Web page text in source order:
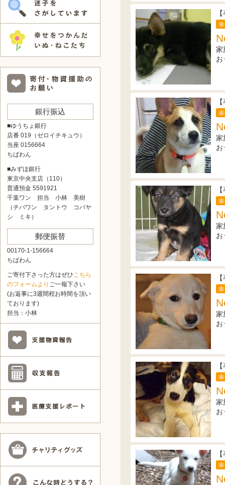
家
お
家
お
家
お
家
お
家
お
銀行振込
■ゆうちょ銀行
店番 019（ゼロイチキュウ）
当座 0156664
ちばわん
■みずほ銀行
東京中央支店（110）
普通預金 5591921
千葉ワン 担当 小林 美樹
（チバワン タントウ コバヤ
シ ミキ）
郵便振替
00170-1-156664
ちばわん
ご寄付下さった方はぜひこちら
のフォームより ご一報下さい
(お返事に3週間程お時間を頂い
ております)
担当：小林